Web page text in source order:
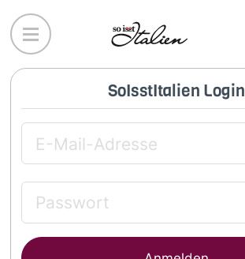
Direkt
zum
Inhalt
SoIsstItalien Login